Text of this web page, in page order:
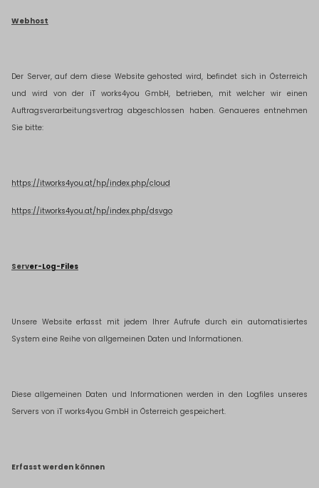
Webhost
Der Server, auf dem diese Website gehosted wird, befindet sich in Österreich
und wird von der iT works4you GmbH, betrieben, mit welcher wir einen
Auftragsverarbeitungsvertrag abgeschlossen haben. Genaueres entnehmen
Sie bitte:
https://itworks4you.at/hp/index.php/cloud
https://itworks4you.at/hp/index.php/dsvgo
Server-Log-Files
Unsere Website erfasst mit jedem Ihrer Aufrufe durch ein automatisiertes
System eine Reihe von allgemeinen Daten und Informationen.
Diese allgemeinen Daten und Informationen werden in den Logfiles unseres
Servers von iT works4you GmbH in Österreich gespeichert.
Erfasst werden können